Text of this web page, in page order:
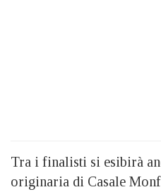
Tra i finalisti si esibirà
originaria di Casale